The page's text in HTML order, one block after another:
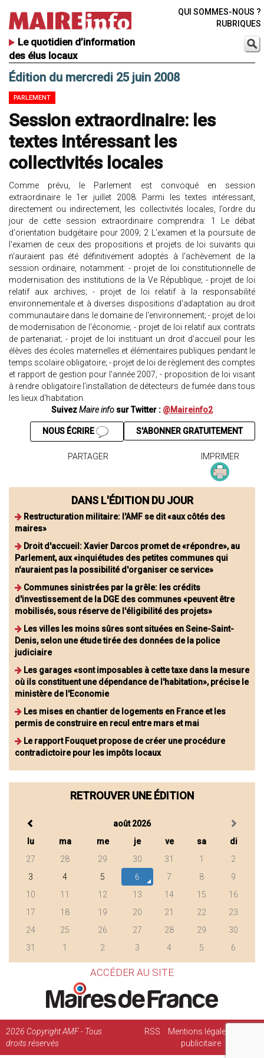
Le quotidien d’information
des élus locaux
QUI SOMMES-NOUS ?
RUBRIQUES
Édition du mercredi 25 juin 2008
PARLEMENT
Session extraordinaire: les
textes intéressant les
collectivités locales
Comme prévu, le Parlement est convoqué en session
extraordinaire le 1er juillet 2008. Parmi les textes intéressant,
directement ou indirectement, les collectivités locales, l’ordre du
jour de cette session extraordinaire comprendra: 1 Le débat
d'orientation budgétaire pour 2009; 2 L'examen et la poursuite de
l'examen de ceux des propositions et projets de loi suivants qui
n'auraient pas été définitivement adoptés à l'achèvement de la
session ordinaire, notamment: - projet de loi constitutionnelle de
modernisation des institutions de la Ve République; - projet de loi
relatif aux archives; - projet de loi relatif à la responsabilité
environnementale et à diverses dispositions d'adaptation au droit
communautaire dans le domaine de l'environnement; - projet de loi
de modernisation de l'économie; - projet de loi relatif aux contrats
de partenariat; - projet de loi instituant un droit d'accueil pour les
élèves des écoles maternelles et élémentaires publiques pendant le
temps scolaire obligatoire; - projet de loi de règlement des comptes
et rapport de gestion pour l'année 2007; - proposition de loi visant
à rendre obligatoire l'installation de détecteurs de fumée dans tous
les lieux d'habitation.
SuivezMaire info sur Twitter : @Maireinfo2
S'ABONNER GRATUITEMENT
NOUS ÉCRIRE
PARTAGER IMPRIMER
DANS L'ÉDITION DU JOUR
Restructuration militaire: l'AMF se dit «aux côtés des
maires»
Droit d'accueil: Xavier Darcos promet de «répondre», au
Parlement, aux «inquiétudes des petites communes qui
n'auraient pas la possibilité d'organiser ce service»
Communes sinistrées par la grêle: les crédits
d'investissement de la DGE des communes «peuvent être
mobilisés, sous réserve de l'éligibilité des projets»
Les villes les moins sûres sont situées en Seine-Saint-
Denis, selon une étude tirée des données de la police
judiciaire
Les garages «sont imposables à cette taxe dans la mesure
où ils constituent une dépendance de l'habitation», précise le
ministère de l'Economie
Les mises en chantier de logements en France et les
permis de construire en recul entre mars et mai
Le rapport Fouquet propose de créer une procédure
contradictoire pour les impôts locaux
RETROUVER UNE ÉDITION
août 2026
lu
ma me je ve sa
di
27
28 29 30 31 1
2
3
4 5 6 7 8
9
10
11 12 13 14 15
16
17
18 19 20 21 22
23
24
25 26 27 28 29
30
31
1 2 3 4 5 6
ACCÉDER AU SITE
2026 Copyright AMF - Tous
droits réservés
RSS Mentions légales
publicitaire